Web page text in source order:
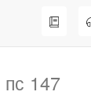
пс 147